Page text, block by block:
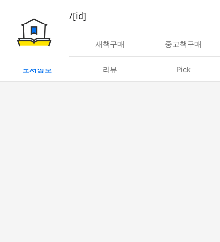
book/rent/[id]
대여 새책구매 중고책구매
도서정보 리뷰 Pick